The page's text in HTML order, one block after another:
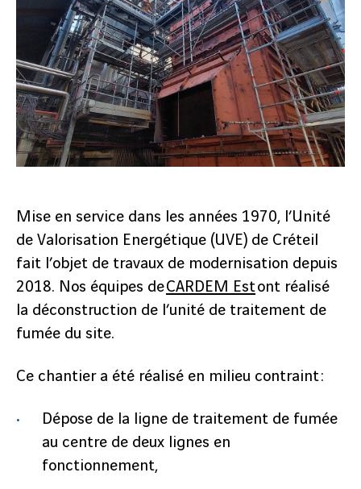
Mise en service dans les années 1970, l’Unité
de Valorisation Energétique (UVE) de Créteil
fait l’objet de travaux de modernisation depuis
2018. Nos équipes deCARDEM Estont réalisé
la déconstruction de l’unité de traitement de
fumée du site.
Ce chantier a été réalisé en milieu contraint :
Dépose de la ligne de traitement de fumée
au centre de deux lignes en
fonctionnement,